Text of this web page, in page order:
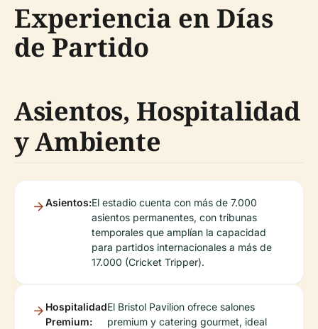
Experiencia en Días
de Partido
Asientos, Hospitalidad
y Ambiente
Asientos:El estadio cuenta con más de 7.000
asientos permanentes, con tribunas
temporales que amplían la capacidad
para partidos internacionales a más de
17.000 (Cricket Tripper).
Hospitalidad
Premium:
El Bristol Pavilion ofrece salones
premium y catering gourmet, ideal